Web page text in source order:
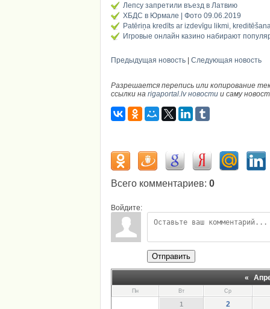
Лепсу запретили въезд в Латвию
ХБДС в Юрмале | Фото 09.06.2019
Patēriņa kredīts ar izdevīgu likmi,
Игровые онлайн казино набирают
Предыдущая новость | Следующая новость
Разрешается перепись или копирование
ссылки на rigaportal.lv новости и саму
Всего комментариев: 0
Войдите:
Отправить
«
Пн Вт Ср
1 2